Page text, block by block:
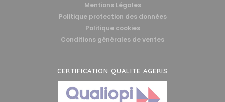
Mentions Légales
Politique protection des données
Politique cookies
Conditions générales de ventes
CERTIFICATION QUALITE AGERIS